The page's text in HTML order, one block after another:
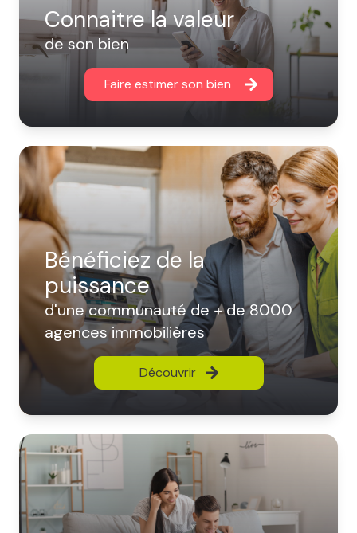
Connaitre la valeur
de son bien
Faire estimer son bien
Bénéficiez de la
puissance
d'une communauté de + de 8000
agences immobilières
Découvrir